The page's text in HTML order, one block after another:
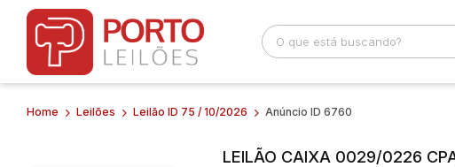
Busca por palavra-chave Categoria
Home Leilões Leilão ID 75 / 10/2026 Anúncio ID 6760
LEILÃO CAIXA 0029/0226